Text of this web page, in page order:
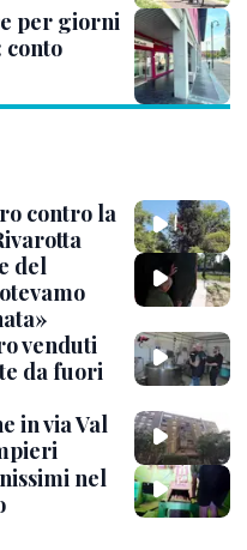
per giorni
conto
contro la
del
venduti
da fuori
in via Val
nel